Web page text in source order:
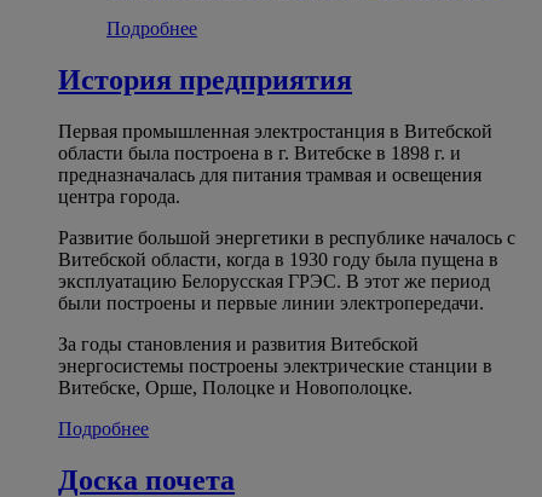
Подробнее
История предприятия
Первая промышленная электростанция в Витебской
области была построена в г. Витебске в 1898 г. и
предназначалась для питания трамвая и освещения
центра города.
Развитие большой энергетики в республике началось с
Витебской области, когда в 1930 году была пущена в
эксплуатацию Белорусская ГРЭС. В этот же период
были построены и первые линии электропередачи.
За годы становления и развития Витебской
энергосистемы построены электрические станции в
Витебске, Орше, Полоцке и Новополоцке.
Подробнее
Доска почета